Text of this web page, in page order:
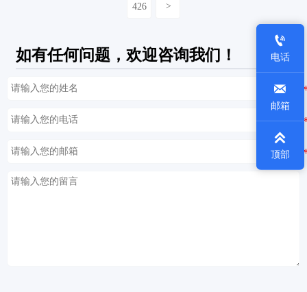
426 >
如有任何问题，欢迎咨询我们！

电话

邮箱

顶部